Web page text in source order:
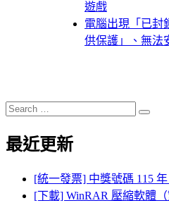
遊戲
電腦出現「已封
供保護」、無法
Search
for:
Search
最近更新
[統一發票] 中獎號碼 115 年
[下載] WinRAR 壓縮軟體